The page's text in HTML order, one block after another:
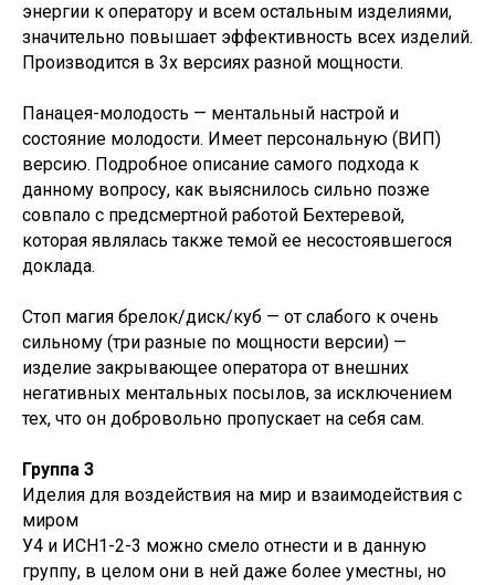
энергии к оператору и всем остальным изделиями,
значительно повышает эффективность всех изделий.
Производится в 3х версиях разной мощности.
Панацея-молодость — ментальный настрой и
состояние молодости. Имеет персональную (ВИП)
версию. Подробное описание самого подхода к
данному вопросу, как выяснилось сильно позже
совпало с предсмертной работой Бехтеревой,
которая являлась также темой ее несостоявшегося
доклада.
Стоп магия брелок/диск/куб — от слабого к очень
сильному (три разные по мощности версии) —
изделие закрывающее оператора от внешних
негативных ментальных посылов, за исключением
тех, что он добровольно пропускает на себя сам.
Группа 3
Иделия для воздействия на мир и взаимодействия с
миром
У4 и ИСН1-2-3 можно смело отнести и в данную
группу, в целом они в ней даже более уместны, но